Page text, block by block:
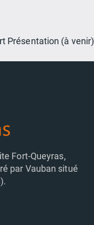
Présentation (à venir)
Fort-Queyras,
par Vauban situé